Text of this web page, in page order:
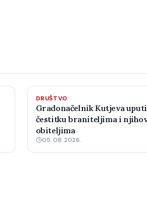
DRUŠTVO
Gradonačelnik Kutjeva
čestitku braniteljima i
obiteljima
05. 08. 2026.